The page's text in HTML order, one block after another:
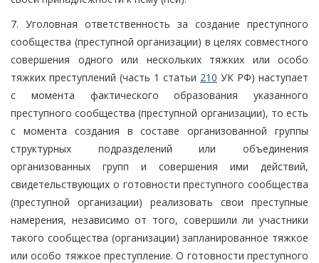
7. Уголовная ответственность за создание преступного
сообщества (преступной организации) в целях совместного
совершения одного или нескольких тяжких или особо
тяжких преступлений (часть 1 статьи 210 УК РФ) наступает
с момента фактического образования указанного
преступного сообщества (преступной организации), то есть
с момента создания в составе организованной группы
структурных подразделений или объединения
организованных групп и совершения ими действий,
свидетельствующих о готовности преступного сообщества
(преступной организации) реализовать свои преступные
намерения, независимо от того, совершили ли участники
такого сообщества (организации) запланированное тяжкое
или особо тяжкое преступление. О готовности преступного